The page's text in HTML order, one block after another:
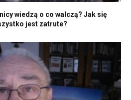
wiedzą o co walczą? Jak się
jest zatrute?